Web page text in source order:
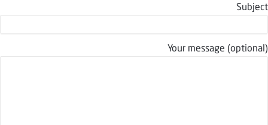
Subject
Your message (optional)